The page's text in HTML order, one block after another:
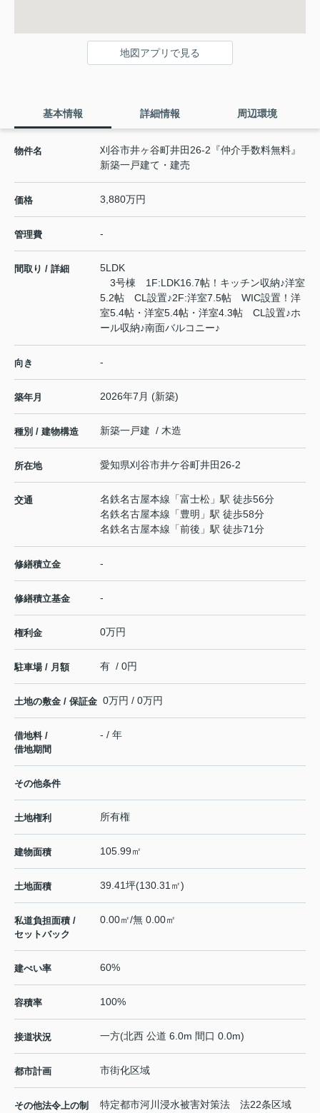
地図アプリで見る
基本情報 詳細情報 周辺環境
物件名
刈谷市井ヶ谷町井田26-2『仲介手数料無料』
新築一戸建て・建売
価格 3,880万円
管理費 -
間取り / 詳細
5LDK
3号棟 1F:LDK16.7帖！キッチン収納♪洋室
5.2帖 CL設置♪2F:洋室7.5帖 WIC設置！洋
室5.4帖・洋室5.4帖・洋室4.3帖 CL設置♪ホ
ール収納♪南面バルコニー♪
向き -
築年月 2026年7月 (新築)
種別 / 建物構造 新築一戸建 / 木造
所在地 愛知県刈谷市井ケ谷町井田26-2
交通 名鉄名古屋本線 「富士松 」駅 徒歩56分
名鉄名古屋本線 「豊明 」駅 徒歩58分
名鉄名古屋本線 「前後 」駅 徒歩71分
修繕積立金 -
修繕積立基金 -
権利金 0万円
駐車場 / 月額 有 / 0円
土地の敷金 / 保証金 0万円 / 0万円
借地料 /
借地期間
- / 年
その他条件
土地権利 所有権
建物面積 105.99㎡
土地面積 39.41坪(130.31㎡)
私道負担面積 /
セットバック
0.00㎡/無 0.00㎡
建ぺい率 60%
容積率 100%
接道状況 一方(北西 公道 6.0m 間口 0.0m)
都市計画 市街化区域
その他法令上の制
特定都市河川浸水被害対策法 法22条区域